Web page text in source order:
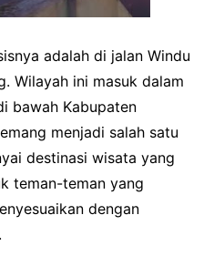
adalah di jalan Windu
Wilayah ini masuk dalam
bawah Kabupaten
menjadi salah satu
destinasi wisata yang
teman-teman yang
dengan